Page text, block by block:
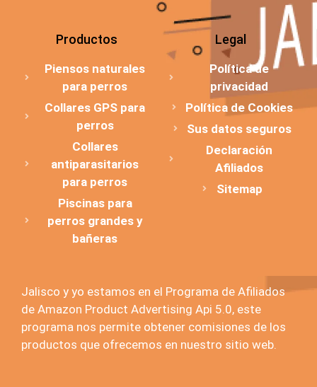
Productos
Piensos naturales
para perros
Collares GPS para
perros
Collares
antiparasitarios
para perros
Piscinas para
perros grandes y
bañeras
Legal
Política de
privacidad
Política de Cookies
Sus datos seguros
Declaración
Afiliados
Sitemap
Jalisco y yo estamos en el Programa de Afiliados
de Amazon Product Advertising Api 5.0, este
programa nos permite obtener comisiones de los
productos que ofrecemos en nuestro sitio web.